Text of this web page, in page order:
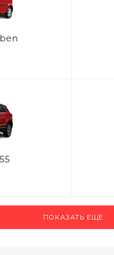
ПОКАЗАТЬ ЕЩЕ